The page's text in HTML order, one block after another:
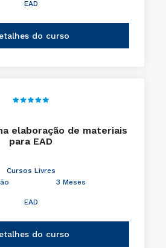
EAD
do curso
elaboração de materiais
para EAD
Cursos Livres
3 Meses
EAD
do curso